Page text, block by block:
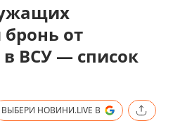
от
ВСУ — список
ВЫБЕРИ НОВИНИ.LIVE В